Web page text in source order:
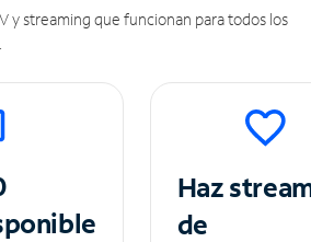
y streaming que funcionan para todos los
Haz
de